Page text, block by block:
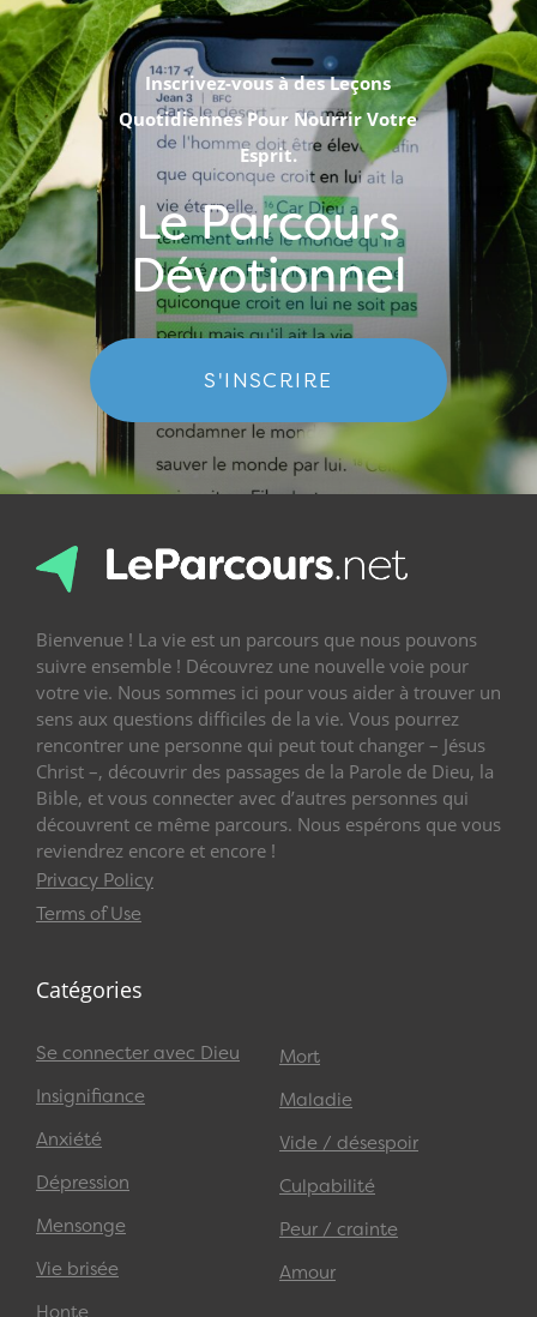
Inscrivez-vous à des Leçons
Quotidiennes Pour Nourrir Votre
Esprit.
Le Parcours
Dévotionnel
S'INSCRIRE
Bienvenue ! La vie est un parcours que nous pouvons
suivre ensemble ! Découvrez une nouvelle voie pour
votre vie. Nous sommes ici pour vous aider à trouver un
sens aux questions difficiles de la vie. Vous pourrez
rencontrer une personne qui peut tout changer – Jésus
Christ –, découvrir des passages de la Parole de Dieu, la
Bible, et vous connecter avec d’autres personnes qui
découvrent ce même parcours. Nous espérons que vous
reviendrez encore et encore !
Privacy Policy
Terms of Use
Catégories
Se connecter avec Dieu
Insignifiance
Anxiété
Dépression
Mensonge
Vie brisée
Mort
Maladie
Vide / désespoir
Culpabilité
Peur / crainte
Amour